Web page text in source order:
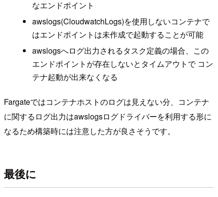
なエンドポイント
awslogs(CloudwatchLogs)を使用しないコンテナで
はエンドポイントは未作成で起動することが可能
awslogsへログ出力されるタスク定義の場合、この
エンドポイントが存在しないとタイムアウトで コン
テナ起動が出来なくなる
Fargateではコンテナホストのログは見えない分、コンテナ
に関するログ出力はawslogsログドライバーを利用する形に
なるため構築時には注意した方が良さそうです。
最後に